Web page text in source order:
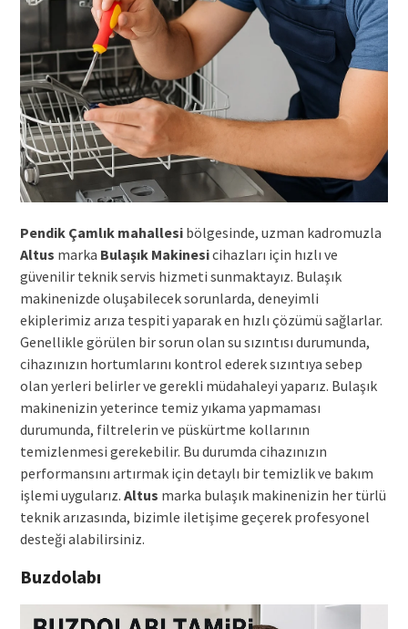
Pendik Çamlık mahallesibölgesinde, uzman kadromuzla
Altus marka Bulaşık Makinesicihazları için hızlı ve
güvenilir teknik servis hizmeti sunmaktayız. Bulaşık
makinenizde oluşabilecek sorunlarda, deneyimli
ekiplerimiz arıza tespiti yaparak en hızlı çözümü sağlarlar.
Genellikle görülen bir sorun olan su sızıntısı durumunda,
cihazınızın hortumlarını kontrol ederek sızıntıya sebep
olan yerleri belirler ve gerekli müdahaleyi yaparız. Bulaşık
makinenizin yeterince temiz yıkama yapmaması
durumunda, filtrelerin ve püskürtme kollarının
temizlenmesi gerekebilir. Bu durumda cihazınızın
performansını artırmak için detaylı bir temizlik ve bakım
işlemi uygularız. Altus marka bulaşık makinenizin her türlü
teknik arızasında, bizimle iletişime geçerek profesyonel
desteği alabilirsiniz.
Buzdolabı